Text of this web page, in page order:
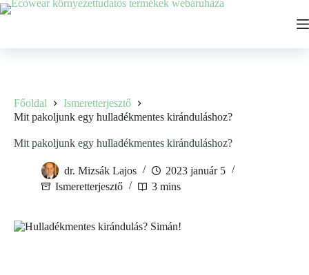
Ugrás
a
Főoldal
Ismeretterjesztő
Mit pakoljunk egy hulladékmentes kiránduláshoz?
Mit pakoljunk egy hulladékmentes kiránduláshoz?
dr. Mizsák Lajos
2023 január 5
Ismeretterjesztő
3 mins